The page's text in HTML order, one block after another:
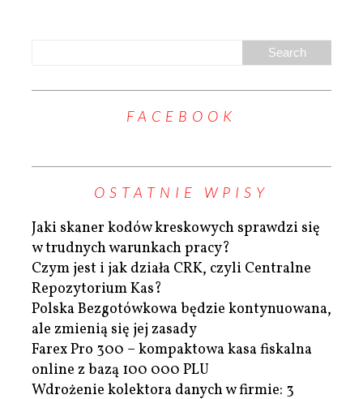
FACEBOOK
OSTATNIE WPISY
Jaki skaner kodów kreskowych sprawdzi się
w trudnych warunkach pracy?
Czym jest i jak działa CRK, czyli Centralne
Repozytorium Kas?
Polska Bezgotówkowa będzie kontynuowana,
ale zmienią się jej zasady
Farex Pro 300 – kompaktowa kasa fiskalna
online z bazą 100 000 PLU
Wdrożenie kolektora danych w firmie: 3